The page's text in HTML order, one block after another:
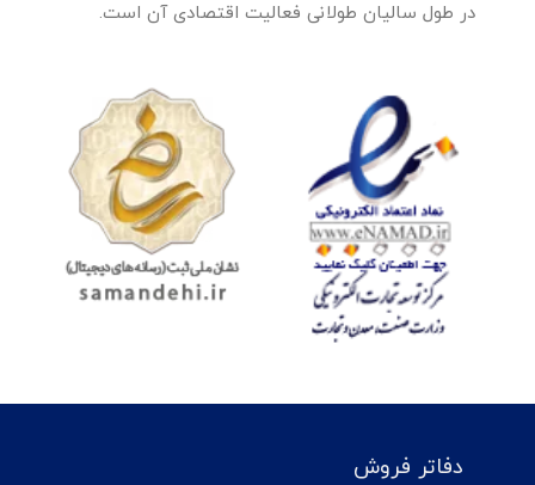
در طول سالیان طولانی فعالیت اقتصادی آن است.
دفاتر فروش